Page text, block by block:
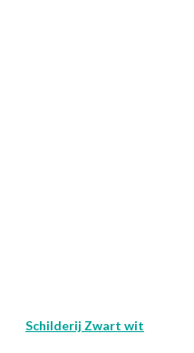
Schilderij Zwart wit